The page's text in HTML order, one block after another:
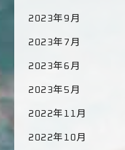
2023年9月
2023年7月
2023年6月
2023年5月
2022年11月
2022年10月